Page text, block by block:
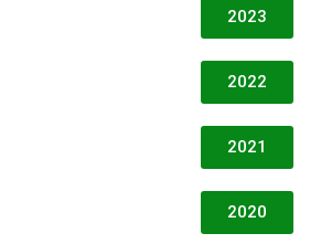
2023
2022
2021
2020